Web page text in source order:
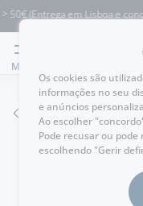
(Entrega em Lisboa e
MENU
VOLTAR
Os cookies são
informações no seu
e anúncios
Ao escolher
Pode recusar ou
escolhendo "Gerir